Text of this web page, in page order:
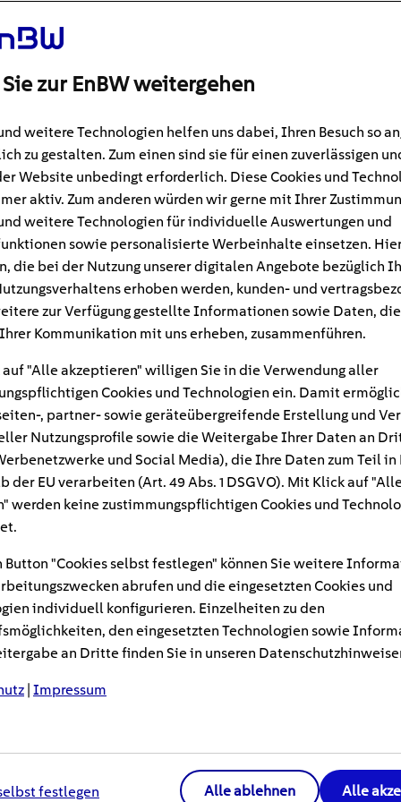
9min #Fahren
5 Modelle im
oder sperrige Güter – mit einem E-
mühelos erledigen. Neben
als Familienfahrzeug eignen, gibt es
zur Beförderung schwerer Lasten
Bauweise genauer vor.
beliebter: Laut dem Zweirad-Industrie-Verband
E-Lastenräder verkauft – ein Anstieg um 14,5
als das Dreifache im Vergleich zu 2019 (54.400).
Lastenräder E-Bikes – 2023 wurden nur noch 46.300
zur EnBW weitergehen
weitere Technologien helfen uns dabei, Ihren Besuch so
zu gestalten. Zum einen sind sie für einen zuverlässigen
Website unbedingt erforderlich. Diese Cookies und
aktiv. Zum anderen würden wir gerne mit Ihrer
weitere Technologien für individuelle Auswertungen und
sowie personalisierte Werbeinhalte einsetzen.
die bei der Nutzung unserer digitalen Angebote bezüglich
erhoben werden, kunden- und
zur Verfügung gestellte Informationen sowie Daten,
Kommunikation mit uns erheben, zusammenführen.
"Alle akzeptieren" willigen Sie in die Verwendung aller
Cookies und Technologien ein. Damit
, partner- sowie geräteübergreifende Erstellung und
Nutzungsprofile sowie die Weitergabe Ihrer Daten an
und Social Media), die Ihre Daten zum Teil in
der EU verarbeiten (Art. 49 Abs. 1 DSGVO). Mit Klick auf
werden keine zustimmungspflichtigen Cookies und
Button "Cookies selbst festlegen" können Sie weitere
abrufen und die eingesetzten Cookies und
individuell konfigurieren. Einzelheiten zu den
den eingesetzten Technologien sowie
an Dritte finden Sie in unseren
| Impressum
festlegen Alle ablehnen Alle